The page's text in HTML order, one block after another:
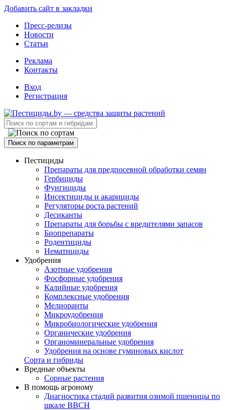
Добавить сайт в закладки
Пресс-релизы
Новости
Статьи
Реклама
Контакты
Вход
Регистрация
Поиск по параметрам
Пестициды
Препараты для предпосевной обработки семян
Гербициды
Фунгициды
Инсектициды и акарициды
Регуляторы роста растений
Десиканты
Препараты для борьбы с вредителями запасов
Биопрепараты
Родентициды
Нематициды
Удобрения
Азотные удобрения
Фосфорные удобрения
Калийные удобрения
Комплексные удобрения
Мелиоранты
Микроудобрения
Микробиологические удобрения
Органические удобрения
Органоминеральные удобрения
Удобрения на основе гуминовых кислот
Сорта и гибриды
Вредные объекты
Сорные растения
В помощь агроному
Диагностика стадий развития озимой пшеницы по
шкале ВВСН